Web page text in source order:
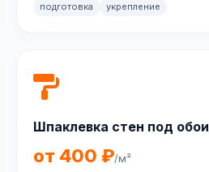
подготовка укрепление
Шпаклевка стен под обои
от 400 ₽/м²